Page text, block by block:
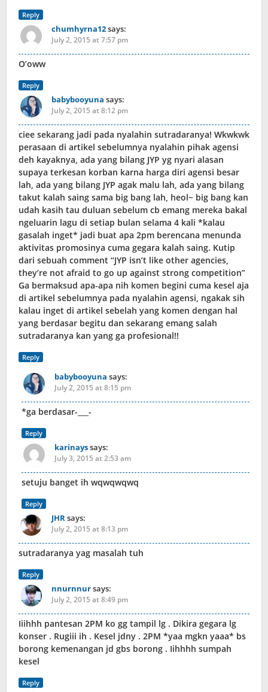
Reply
chumhyrna12says:
July 2, 2015 at 7:57 pm
O’oww
Reply
babybooyuna says:
July 2, 2015 at 8:12 pm
ciee sekarang jadi pada nyalahin sutradaranya! Wkwkwk
perasaan di artikel sebelumnya nyalahin pihak agensi
deh kayaknya, ada yang bilang JYP yg nyari alasan
supaya terkesan korban karna harga diri agensi besar
lah, ada yang bilang JYP agak malu lah, ada yang bilang
takut kalah saing sama big bang lah, heol~ big bang kan
udah kasih tau duluan sebelum cb emang mereka bakal
ngeluarin lagu di setiap bulan selama 4 kali *kalau
gasalah inget* jadi buat apa 2pm berencana menunda
aktivitas promosinya cuma gegara kalah saing. Kutip
dari sebuah comment “JYP isn’t like other agencies,
they’re not afraid to go up against strong competition”
Ga bermaksud apa-apa nih komen begini cuma kesel aja
di artikel sebelumnya pada nyalahin agensi, ngakak sih
kalau inget di artikel sebelah yang komen dengan hal
yang berdasar begitu dan sekarang emang salah
sutradaranya kan yang ga profesional!!
Reply
babybooyuna says:
July 2, 2015 at 8:15 pm
*ga berdasar-___-
Reply
karinayssays:
July 3, 2015 at 2:53 am
setuju banget ih wqwqwqwq
Reply
JHRsays:
July 2, 2015 at 8:13 pm
sutradaranya yag masalah tuh
Reply
nnurnnursays:
July 2, 2015 at 8:49 pm
Iiihhh pantesan 2PM ko gg tampil lg . Dikira gegara lg
konser . Rugiii ih . Kesel jdny . 2PM *yaa mgkn yaaa* bs
borong kemenangan jd gbs borong . Iihhhh sumpah
kesel
Reply